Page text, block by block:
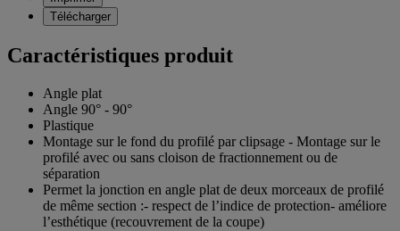
Télécharger
Caractéristiques produit
Angle plat
Angle 90° - 90°
Plastique
Montage sur le fond du profilé par clipsage - Montage sur le
profilé avec ou sans cloison de fractionnement ou de
séparation
Permet la jonction en angle plat de deux morceaux de profilé
de même section :- respect de l’indice de protection- améliore
l’esthétique (recouvrement de la coupe)